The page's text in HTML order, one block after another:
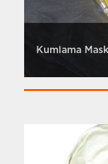
Kumlama